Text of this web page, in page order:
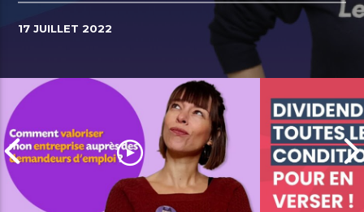
17 JUILLET 2022